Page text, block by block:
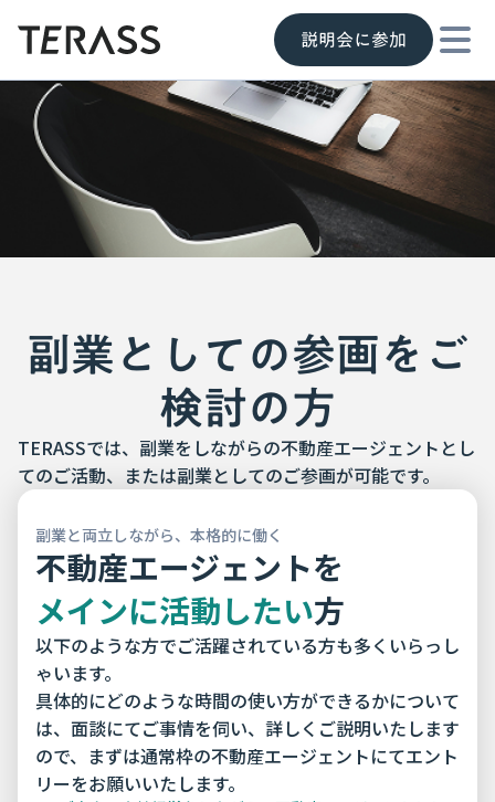
説明会に参加
副業としての参画をご
検討の方
TERASSでは、副業をしながらの不動産エージェントとし
てのご活動、または副業としてのご参画が可能です。
副業と両立しながら、本格的に働く
不動産エージェントを
メインに活動したい方
以下のような方でご活躍されている方も多くいらっし
ゃいます。
具体的にどのような時間の使い方ができるかについて
は、面談にてご事情を伺い、詳しくご説明いたします
ので、まずは通常枠の不動産エージェントにてエント
リーをお願いいたします。